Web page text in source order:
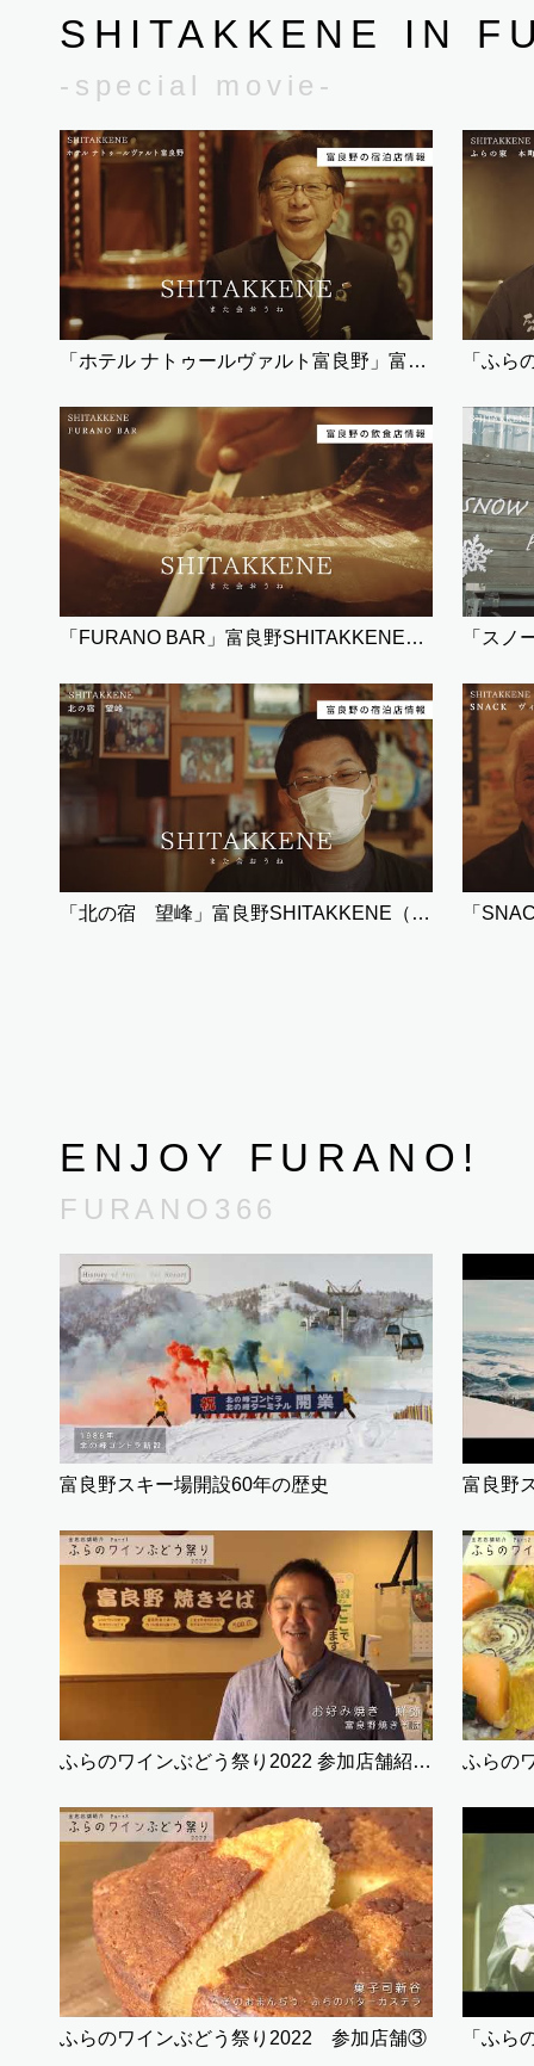
SHITAKKENE IN
-special movie-
「ホテル ナトゥールヴァルト富良野」富良野SHITAKKENE（宿泊）
「FURANO BAR」富良野SHITAKKENE（飲食）
「北の宿 望峰」富良野SHITAKKENE（宿泊）
ENJOY FURANO!
FURANO366
富良野スキー場開設60年の歴史 富良野
ふらのワインぶどう祭り2022 参加店舗紹介①
ふらのワインぶどう祭り2022 参加店舗③